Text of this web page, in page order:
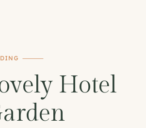
Hotel